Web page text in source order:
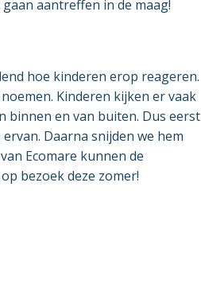
aantreffen in de maag!
hoe kinderen erop reageren.
noemen. Kinderen kijken er vaak
binnen en van buiten. Dus eerst
Daarna snijden we hem
Ecomare kunnen de
bezoek deze zomer!